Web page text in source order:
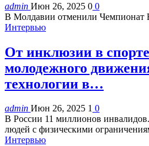
admin Июн 26, 2025 0 0
В Молдавии отменили
Интервью
От инклюзии в
молодежного
технологии в…
admin Июн 26, 2025 1 0
В России 11 миллионов
людей с физическими
Интервью